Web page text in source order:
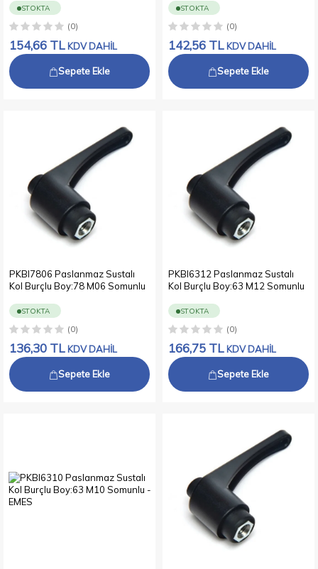
STOKTA
(0)
154,66 TL KDV DAHİL
Sepete Ekle
STOKTA
(0)
142,56 TL KDV DAHİL
Sepete Ekle
PKBI7806 Paslanmaz Sustalı
Kol Burçlu Boy:78 M06 Somunlu
STOKTA
(0)
136,30 TL KDV DAHİL
Sepete Ekle
PKBI6312 Paslanmaz Sustalı
Kol Burçlu Boy:63 M12 Somunlu
STOKTA
(0)
166,75 TL KDV DAHİL
Sepete Ekle